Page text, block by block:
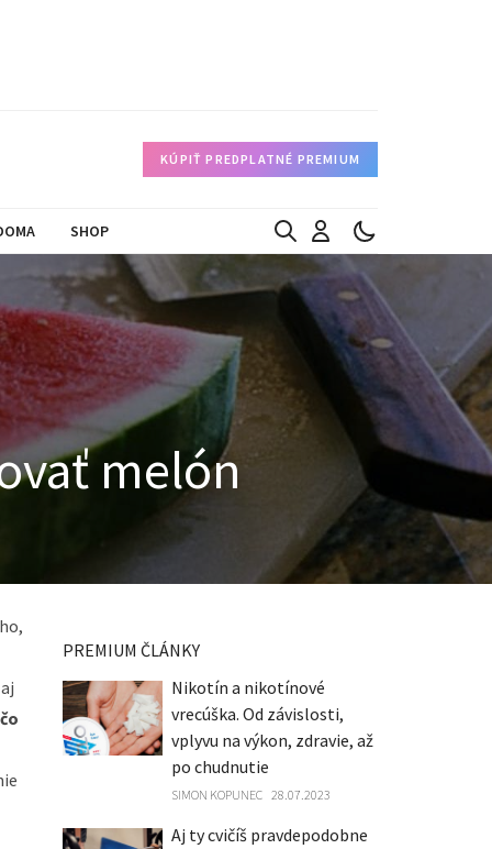
KÚPIŤ PREDPLATNÉ PREMIUM
SHOP
melón
čo
PREMIUM ČLÁNKY
Nikotín a nikotínové
vrecúška. Od závislosti,
vplyvu na výkon, zdravie, až
po chudnutie
SIMON KOPUNEC 28.07.2023
Aj ty cvičíš pravdepodobne